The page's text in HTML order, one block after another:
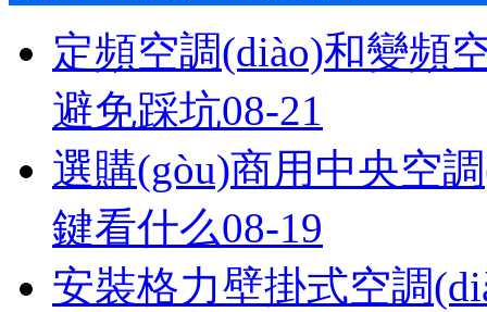
定頻空調(diào)和變頻
避免踩坑08-21
選購(gòu)商用中央空
鍵看什么08-19
安裝格力壁掛式空調